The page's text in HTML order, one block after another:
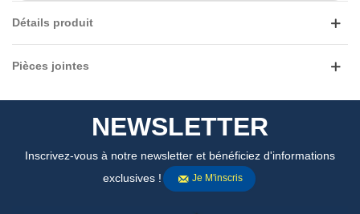
Détails produit
Pièces jointes
NEWSLETTER
Inscrivez-vous à notre newsletter et bénéficiez d'informations
exclusives !
Je M'inscris